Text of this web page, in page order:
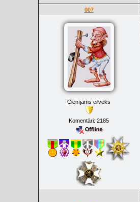
007
Cienījams cilvēks
Komentāri: 2185